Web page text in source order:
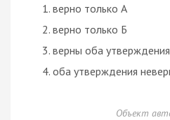
верно только А
верно только Б
верны оба утверждения
оба утверждения
Объект